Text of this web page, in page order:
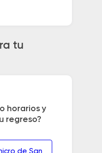
tu
horarios y
regreso?
de San